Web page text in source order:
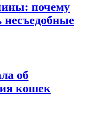
почему
об
кошек